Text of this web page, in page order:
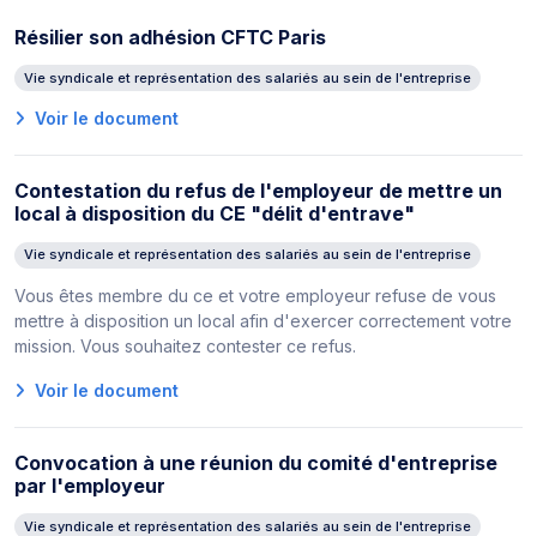
Résilier son adhésion CFTC Paris
Vie syndicale et représentation des salariés au sein de l'entreprise
Voir le document
Contestation du refus de l'employeur de mettre un
local à disposition du CE "délit d'entrave"
Vie syndicale et représentation des salariés au sein de l'entreprise
Vous êtes membre du ce et votre employeur refuse de vous
mettre à disposition un local afin d'exercer correctement votre
mission. Vous souhaitez contester ce refus.
Voir le document
Convocation à une réunion du comité d'entreprise
par l'employeur
Vie syndicale et représentation des salariés au sein de l'entreprise